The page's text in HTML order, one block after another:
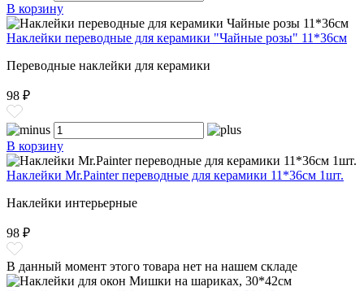
В корзину
Наклейки переводные для керамики "Чайные розы" 11*36см
Переводные наклейки для керамики
98 ₽
В корзину
Наклейки Mr.Painter переводные для керамики 11*36см 1шт.
Наклейки интерьерные
98 ₽
В данный момент этого товара нет на нашем складе